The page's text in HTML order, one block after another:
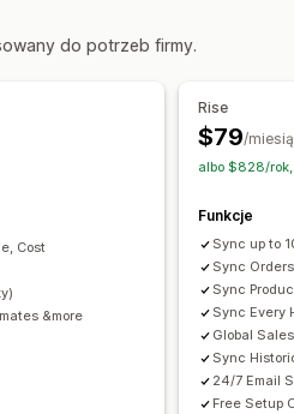
Klienci
rzeczywistym
Ceny
Uzgodnienie bankowe
importu
Niestandardowe
Niestandardowe powiadomienia
Raporty o błędach
Szczegółowe dzienniki
do potrzeb firmy.
Cost
&more
Rise
$79/
albo $828/
Funkcje
Sync up to
Sync
Sync
Sync Every
Global
Sync
24/7 Email
Free Setup